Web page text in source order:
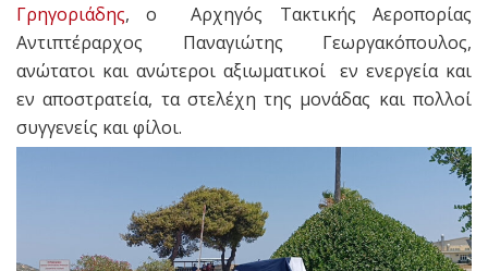
Γρηγοριάδης, ο Αρχηγός Τακτικής Αεροπορίας
Αντιπτέραρχος Παναγιώτης Γεωργακόπουλος,
ανώτατοι και ανώτεροι αξιωματικοί εν ενεργεία και
εν αποστρατεία, τα στελέχη της μονάδας και πολλοί
συγγενείς και φίλοι.